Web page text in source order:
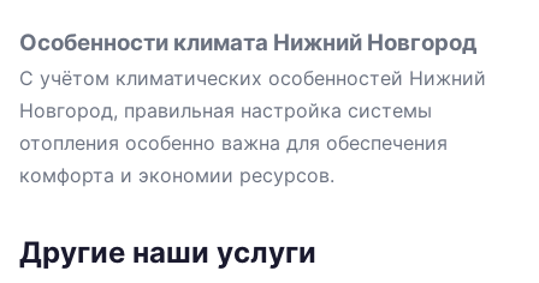
Особенности климата Нижний Новгород
С учётом климатических особенностей Нижний
Новгород, правильная настройка системы
отопления особенно важна для обеспечения
комфорта и экономии ресурсов.
Другие наши услуги